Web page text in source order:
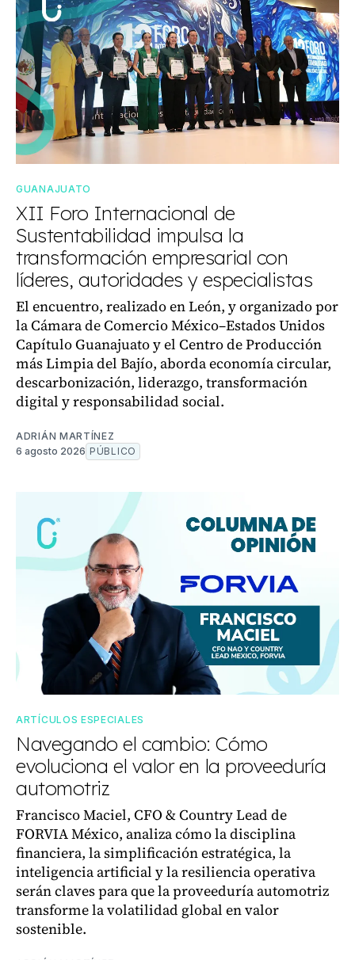
GUANAJUATO
XII Foro Internacional de
Sustentabilidad impulsa la
transformación empresarial con
líderes, autoridades y especialistas
El encuentro, realizado en León, y organizado por
la Cámara de Comercio México–Estados Unidos
Capítulo Guanajuato y el Centro de Producción
más Limpia del Bajío, aborda economía circular,
descarbonización, liderazgo, transformación
digital y responsabilidad social.
ADRIÁN MARTÍNEZ
6 agosto 2026 PÚBLICO
ARTÍCULOS ESPECIALES
Navegando el cambio: Cómo
evoluciona el valor en la proveeduría
automotriz
Francisco Maciel, CFO & Country Lead de
FORVIA México, analiza cómo la disciplina
financiera, la simplificación estratégica, la
inteligencia artificial y la resiliencia operativa
serán claves para que la proveeduría automotriz
transforme la volatilidad global en valor
sostenible.